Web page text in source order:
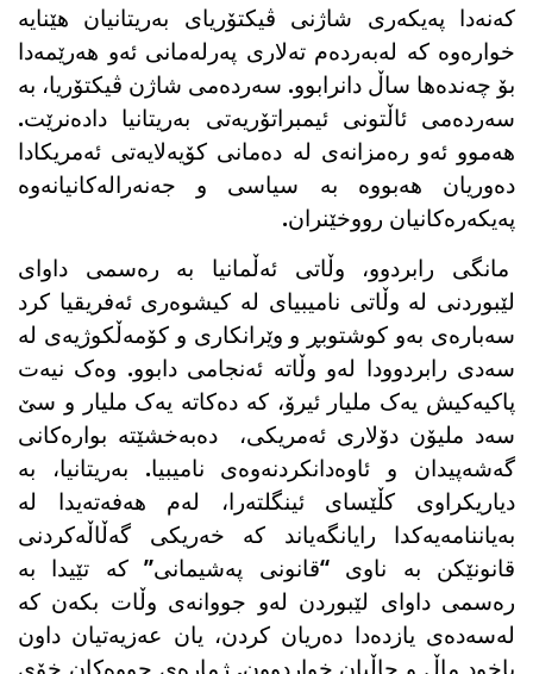
کەنەدا پەیکەری شاژنی ڤیکتۆریای بەریتانیان هێنایە
خوارەوە کە لەبەردەم تەلاری پەرلەمانی ئەو هەرێمەدا
بۆ چەندەها ساڵ دانرابوو. سەردەمی شاژن ڤیکتۆریا، بە
سەردەمی ئاڵتونی ئیمبراتۆریەتی بەریتانیا دادەنرێت.
هەموو ئەو رەمزانەی لە دەمانی کۆیەلایەتی ئەمریکادا
دەوریان هەبووە بە سیاسی و جەنەرالەکانیانەوە
پەیکەرەکانیان رووخێنران.
مانگی رابردوو، وڵاتی ئەڵمانیا بە رەسمی داوای
لێبوردنی لە وڵاتی نامیبیای لە کیشوەری ئەفریقیا کرد
سەبارەی بەو کوشتوبڕ و وێرانکاری و کۆمەڵکوژیەی لە
سەدی رابردوودا لەو وڵاتە ئەنجامی دابوو. وەک نیەت
پاکیەکیش یەک ملیار ئیرۆ، کە دەکاتە یەک ملیار و سێ
سەد ملیۆن دۆلاری ئەمریکی، دەبەخشێتە بوارەکانی
گەشەپیدان و ئاوەدانکردنەوەی نامیبیا. بەریتانیا، بە
دیاریکراوی کڵێسای ئینگلتەرا، لەم هەفەتەیدا لە
بەیاننامەیەکدا رایانگەیاند کە خەریکی گەڵاڵەکردنی
قانونێکن بە ناوی “قانونی پەشیمانی” کە تێیدا بە
رەسمی داوای لێبوردن لەو جووانەی وڵات بکەن کە
لەسەدەی یازدەدا دەریان کردن، یان عەزیەتیان داون
یاخود ماڵ و حاڵیان خواردوون. ژمارەی جووەکان خۆی